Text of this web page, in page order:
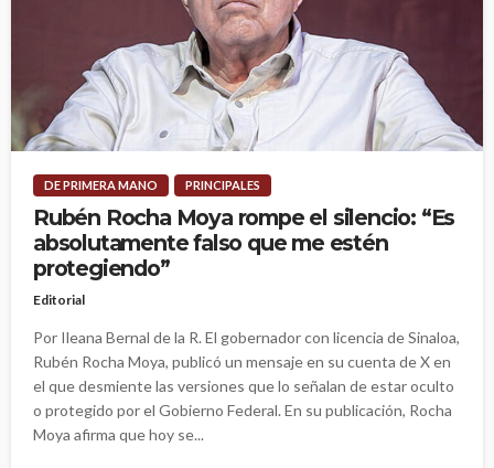
DE PRIMERA MANO PRINCIPALES
Rubén Rocha Moya rompe el silencio: “Es
absolutamente falso que me estén
protegiendo”
Editorial
Por Ileana Bernal de la R. El gobernador con licencia de Sinaloa,
Rubén Rocha Moya, publicó un mensaje en su cuenta de X en
el que desmiente las versiones que lo señalan de estar oculto
o protegido por el Gobierno Federal. En su publicación, Rocha
Moya afirma que hoy se...